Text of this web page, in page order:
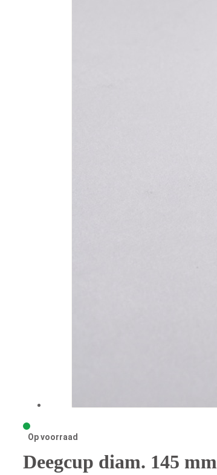
Op voorraad
Deegcup diam. 145 mm